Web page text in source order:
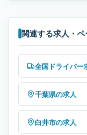
関連する求人・
全国ドライバー
千葉県の求人
白井市の求人